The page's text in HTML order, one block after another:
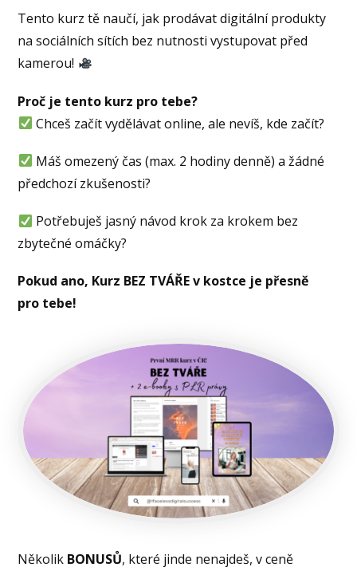
Tento kurz tě naučí, jak prodávat digitální produkty
na sociálních sítích bez nutnosti vystupovat před
kamerou!
Proč je tento kurz pro tebe?
Chceš začít vydělávat online, ale nevíš, kde začít?
Máš omezený čas (max. 2 hodiny denně) a žádné
předchozí zkušenosti?
Potřebuješ jasný návod krok za krokem bez
zbytečné omáčky?
Pokud ano, Kurz BEZ TVÁŘE v kostce je přesně
pro tebe!
Několik BONUSŮ, které jinde nenajdeš, v ceně